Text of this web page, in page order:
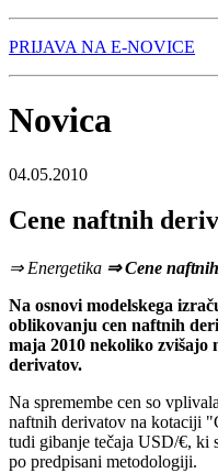
PRIJAVA NA E-NOVICE
Novica
04.05.2010
Cene naftnih
⇒ Energetika ⇒ Cene
Na osnovi modelskega
oblikovanju cen naftnih
maja 2010 nekoliko zvišajo
derivatov.
Na spremembe cen so
naftnih derivatov na kotaciji
tudi gibanje tečaja USD/€, ki
po predpisani metodologiji.